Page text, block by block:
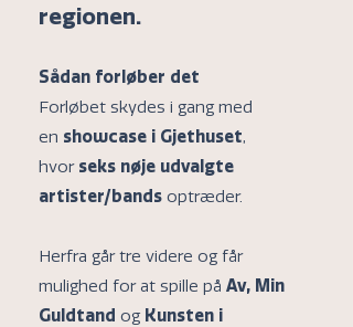
regionen.
Sådan forløber det
Forløbet skydes i gang med
en showcase i Gjethuset,
hvor seks nøje udvalgte
artister/bands optræder.
Herfra går tre videre og får
mulighed for at spille på Av, Min
Guldtand og Kunsten i